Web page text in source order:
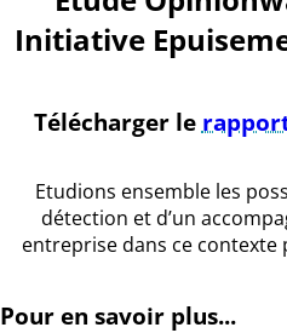
Initiative
Télécharger le
Etudions ensemble les
détection et d’un
entreprise dans ce
Pour en savoir plus...